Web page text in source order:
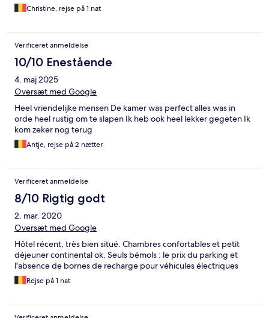
Christine, rejse på 1 nat
Verificeret anmeldelse
10/10 Enestående
4. maj 2025
Oversæt med Google
Heel vriendelijke mensen De kamer was perfect alles was in
orde heel rustig om te slapen Ik heb ook heel lekker gegeten Ik
kom zeker nog terug
Antje, rejse på 2 nætter
Verificeret anmeldelse
8/10 Rigtig godt
2. mar. 2020
Oversæt med Google
Hôtel récent, très bien situé. Chambres confortables et petit
déjeuner continental ok. Seuls bémols : le prix du parking et
l'absence de bornes de recharge pour véhicules électriques
Rejse på 1 nat